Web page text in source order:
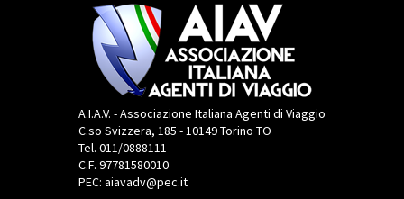
A.I.A.V. - Associazione Italiana Agenti di Viaggio
C.so Svizzera, 185 - 10149 Torino TO
Tel. 011/0888111
C.F. 97781580010
PEC: aiavadv@pec.it